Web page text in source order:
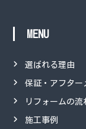
MENU
選ばれる理由
保証・アフター
リフォームの流
施工事例